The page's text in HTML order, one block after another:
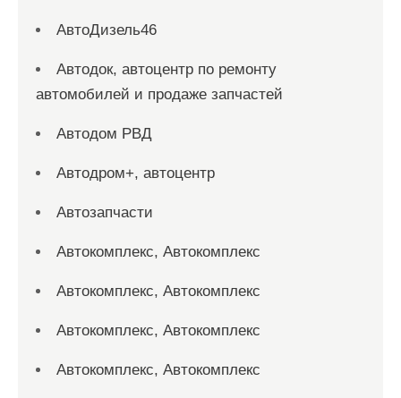
АвтоДизель46
Автодок, автоцентр по ремонту
автомобилей и продаже запчастей
Автодом РВД
Автодром+, автоцентр
Автозапчасти
Автокомплекс, Автокомплекс
Автокомплекс, Автокомплекс
Автокомплекс, Автокомплекс
Автокомплекс, Автокомплекс